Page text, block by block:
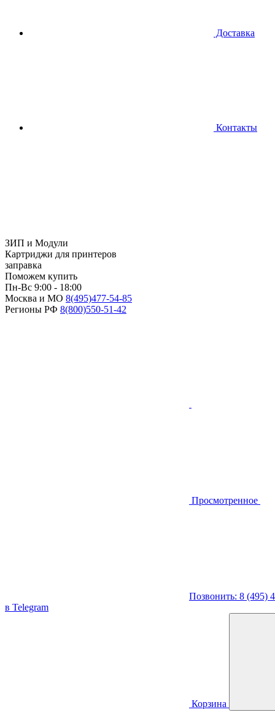
Доставка
Контакты
ЗИП и Модули
Картриджи для принтеров
заправка
Поможем купить
Пн-Вс 9:00 - 18:00
Москва и МО 8(495)477-54-85
Регионы РФ 8(800)550-51-42
Просмотренное
Позвонить: 8 (495)
в Telegram
Корзина